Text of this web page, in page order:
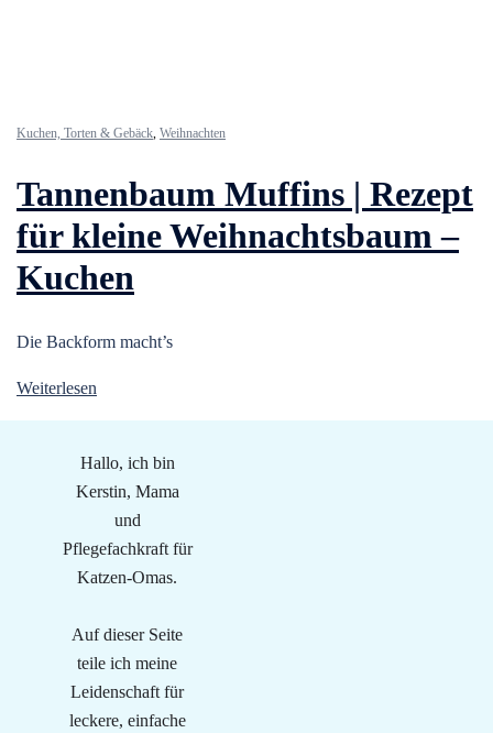
Kuchen, Torten & Gebäck, Weihnachten
Tannenbaum Muffins | Rezept
für kleine Weihnachtsbaum –
Kuchen
Die Backform macht’s
Weiterlesen
Hallo, ich bin
Kerstin, Mama
und
Pflegefachkraft für
Katzen-Omas.
Auf dieser Seite
teile ich meine
Leidenschaft für
leckere, einfache